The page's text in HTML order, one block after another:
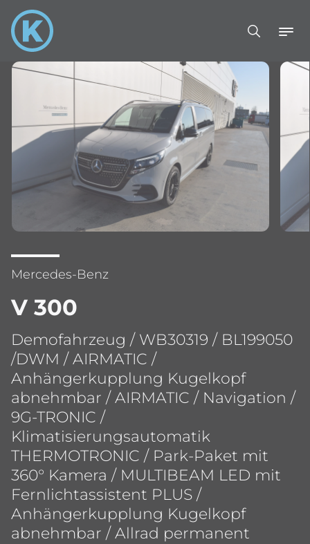
Mercedes-Benz
V 300
Demofahrzeug / WB30319 / BL199050
/DWM / AIRMATIC /
Anhängerkupplung Kugelkopf
abnehmbar / AIRMATIC / Navigation /
9G-TRONIC /
Klimatisierungsautomatik
THERMOTRONIC / Park-Paket mit
360° Kamera / MULTIBEAM LED mit
Fernlichtassistent PLUS /
Anhängerkupplung Kugelkopf
abnehmbar / Allrad permanent